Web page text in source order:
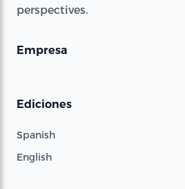
perspectives.
Empresa
Ediciones
Spanish
English